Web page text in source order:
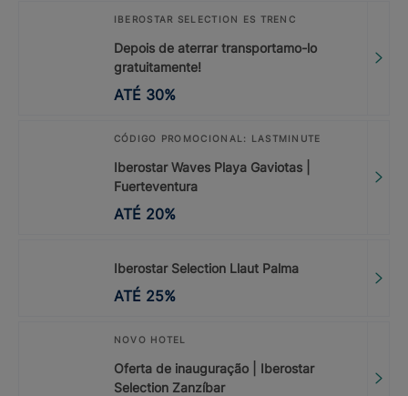
IBEROSTAR SELECTION ES TRENC
Depois de aterrar transportamo-lo
gratuitamente!
ATÉ 30%
CÓDIGO PROMOCIONAL: LASTMINUTE
Iberostar Waves Playa Gaviotas |
Fuerteventura
ATÉ 20%
Iberostar Selection Llaut Palma
ATÉ 25%
NOVO HOTEL
Oferta de inauguração | Iberostar
Selection Zanzíbar